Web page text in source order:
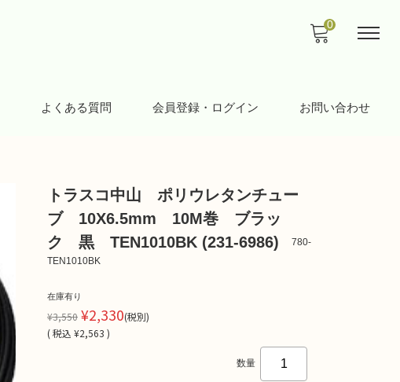
よくある質問 会員登録・ログイン お問い合わせ
0
トラスコ中山 ポリウレタンチュー
ブ 10X6.5mm 10M巻 ブラッ
ク 黒 TEN1010BK (231-6986)
780-
TEN1010BK
在庫有り
¥3,550¥2,330(税別)
(税込 ¥2,563 )
数量